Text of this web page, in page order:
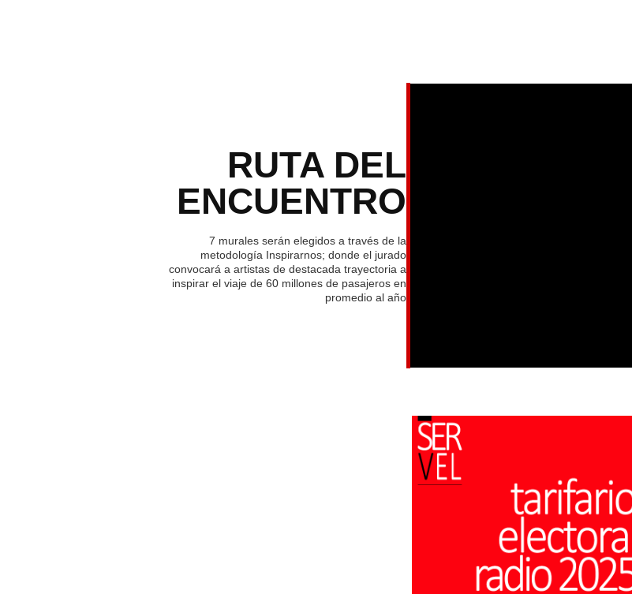
RUTA DEL
ENCUENTRO
7 murales serán elegidos a través de la
metodología Inspirarnos; donde el jurado
convocará a artistas de destacada trayectoria a
inspirar el viaje de 60 millones de pasajeros en
promedio al año